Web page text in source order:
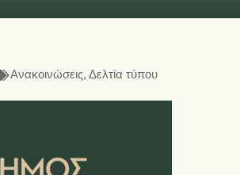
Ανακοινώσεις,Δελτία τύπου